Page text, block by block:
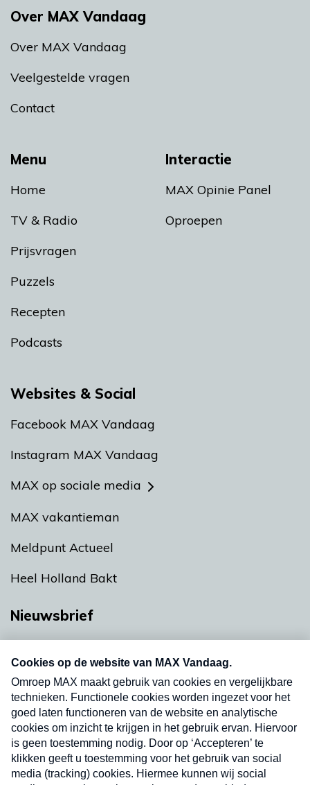
Menu
Home
TV & Radio
Prijsvragen
Puzzels
Recepten
Podcasts
Interactie
MAX Opinie Panel
Oproepen
Over MAX Vandaag
Over MAX Vandaag
Veelgestelde vragen
Contact
Websites & Social
Facebook MAX Vandaag
Instagram MAX Vandaag
MAX op sociale media
MAX vakantieman
Meldpunt Actueel
Heel Holland Bakt
Nieuwsbrief
nieuwsbrief. Elke vrijdag- en dinsdagochtend in
uw mailbox.
Verzend